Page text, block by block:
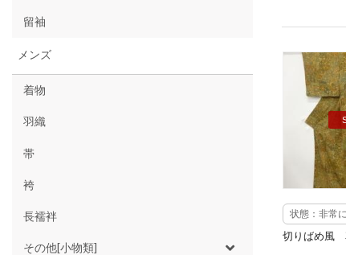
留袖
メンズ
着物
羽織
帯
袴
長襦袢
その他[小物類]
状態：非常
切りばめ風